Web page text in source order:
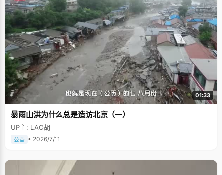
01:33
暴雨山洪为什么总是造访北京（一）
UP主: LAO胡
公益 • 2026/7/11